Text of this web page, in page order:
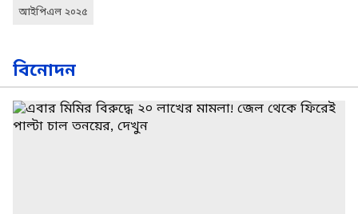
আইপিএল ২০২৫
বিনোদন